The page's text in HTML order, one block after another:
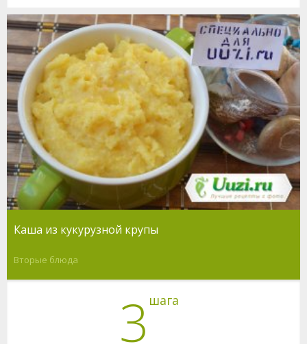
Каша из кукурузной крупы
Вторые блюда
3 шага